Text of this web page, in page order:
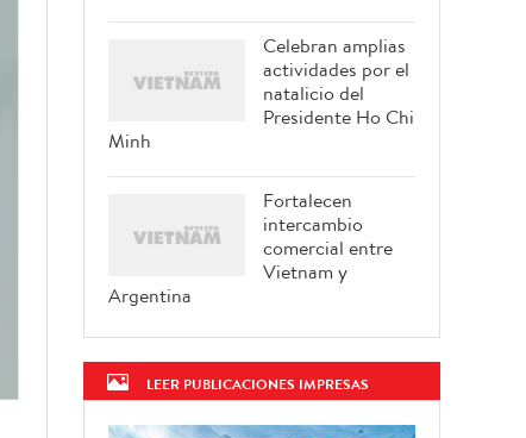
Celebran amplias
actividades por el
natalicio del
Presidente Ho Chi
Minh
Fortalecen
intercambio
comercial entre
Vietnam y
Argentina
LEER PUBLICACIONES IMPRESAS